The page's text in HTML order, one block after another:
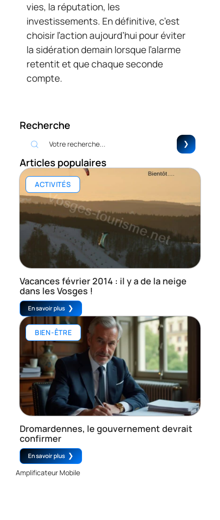
vies, la réputation, les
investissements. En définitive, c’est
choisir l’action aujourd’hui pour éviter
la sidération demain lorsque l’alarme
retentit et que chaque seconde
compte.
Recherche
Articles populaires
ACTIVITÉS
Vacances février 2014 : il y a de la neige
dans les Vosges !
En savoir plus
BIEN-ÊTRE
Dromardennes, le gouvernement devrait
confirmer
En savoir plus
Amplificateur Mobile